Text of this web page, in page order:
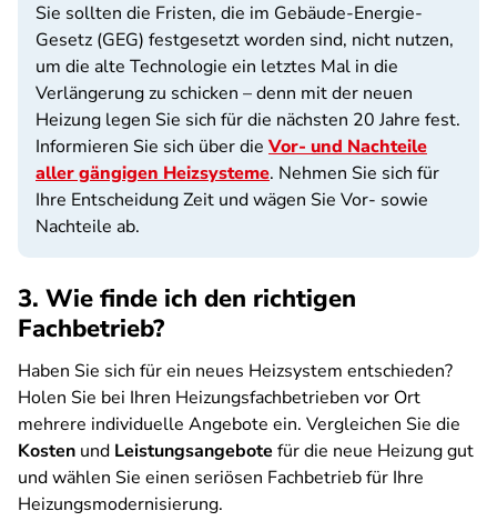
Sie sollten die Fristen, die im Gebäude-Energie-
Gesetz (GEG) festgesetzt worden sind, nicht nutzen,
um die alte Technologie ein letztes Mal in die
Verlängerung zu schicken – denn mit der neuen
Heizung legen Sie sich für die nächsten 20 Jahre fest.
Informieren Sie sich über die Vor- und Nachteile
aller gängigen Heizsysteme. Nehmen Sie sich für
Ihre Entscheidung Zeit und wägen Sie Vor- sowie
Nachteile ab.
3. Wie finde ich den richtigen
Fachbetrieb?
Haben Sie sich für ein neues Heizsystem entschieden?
Holen Sie bei Ihren Heizungsfachbetrieben vor Ort
mehrere individuelle Angebote ein. Vergleichen Sie die
Kosten und Leistungsangebote für die neue Heizung gut
und wählen Sie einen seriösen Fachbetrieb für Ihre
Heizungsmodernisierung.